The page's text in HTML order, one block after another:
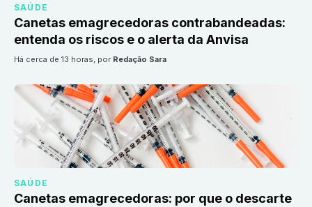
SAÚDE
Canetas emagrecedoras contrabandeadas:
entenda os riscos e o alerta da Anvisa
há cerca de 13 horas, por Redação Sara
SAÚDE
Canetas emagrecedoras: por que o descarte